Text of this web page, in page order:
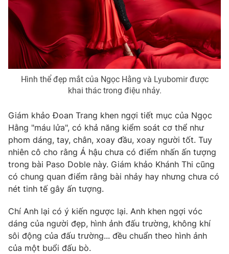
Video Shorts video
VTV Money VTV Thể thao
Bất động sản
Thị trường 24h Tấm lòng Việt
VTV4 Vươn mình bằng AI
VTV9 VTV8
Liên hệ tòa soạn English
Hình thể đẹp mắt của Ngọc Hằng và Lyubomir được
khai thác trong điệu nhảy.
Giám khảo Đoan Trang khen ngợi tiết mục của Ngọc
Hằng "máu lửa", có khả năng kiểm soát cơ thể như
phom dáng, tay, chân, xoay đầu, xoay người tốt. Tuy
nhiên cô cho rằng Á hậu chưa có điểm nhấn ấn tượng
trong bài Paso Doble này. Giám khảo Khánh Thi cũng
có chung quan điểm rằng bài nhảy hay nhưng chưa có
nét tinh tế gây ấn tượng.
Chí Anh lại có ý kiến ngược lại. Anh khen ngợi vóc
dáng của người đẹp, hình ảnh đấu trường, không khí
sôi động của đấu trường... đều chuẩn theo hình ảnh
của một buổi đấu bò.